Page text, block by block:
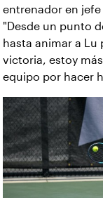
entrenador en jefe
"Desde un punto
hasta animar a Lu
victoria, estoy
equipo por hacer